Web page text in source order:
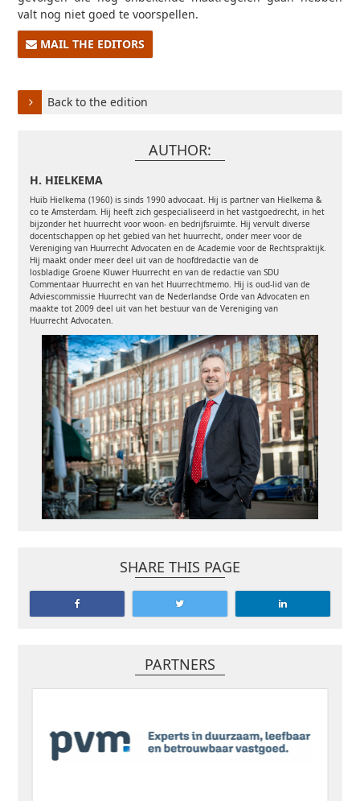
valt nog niet goed te voorspellen.
MAIL THE EDITORS
Back to the edition
AUTHOR:
H. HIELKEMA
Huib Hielkema (1960) is sinds 1990 advocaat. Hij is partner van Hielkema &
co teAmsterdam. Hij heeft zich gespecialiseerd in het vastgoedrecht, in het
bijzonder hethuurrecht voor woon- en bedrijfsruimte. Hij vervult diverse
docentschappen op het gebiedvan het huurrecht, onder meer voor de
Vereniging van Huurrecht Advocaten en de Academievoor de Rechtspraktijk.
Hij maakt onder meer deel uit van de hoofdredactie van de
losbladigeGroene Kluwer Huurrecht en van de redactie van SDU
Commentaar Huurrecht en van het Huurrechtmemo. Hij is oud-lid van de
Adviescommissie Huurrecht van de Nederlandse Ordevan Advocaten en
maakte tot 2009 deel uit van het bestuur van de Vereniging van
HuurrechtAdvocaten.
SHARE THIS PAGE
PARTNERS